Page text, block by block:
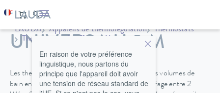
LAUDA Appareils de thermorégulation
Thermostats
Thermostats chauffants
UNIVERSA U 8 M
Les thermostats de chauffage Universa avec des volumes de
bain entre 4 et 40 L et des puissances de chauffage entre 2
En raison de votre préférence
linguistique, nous partons du
principe que l'appareil doit avoir
une tension de réseau standard de